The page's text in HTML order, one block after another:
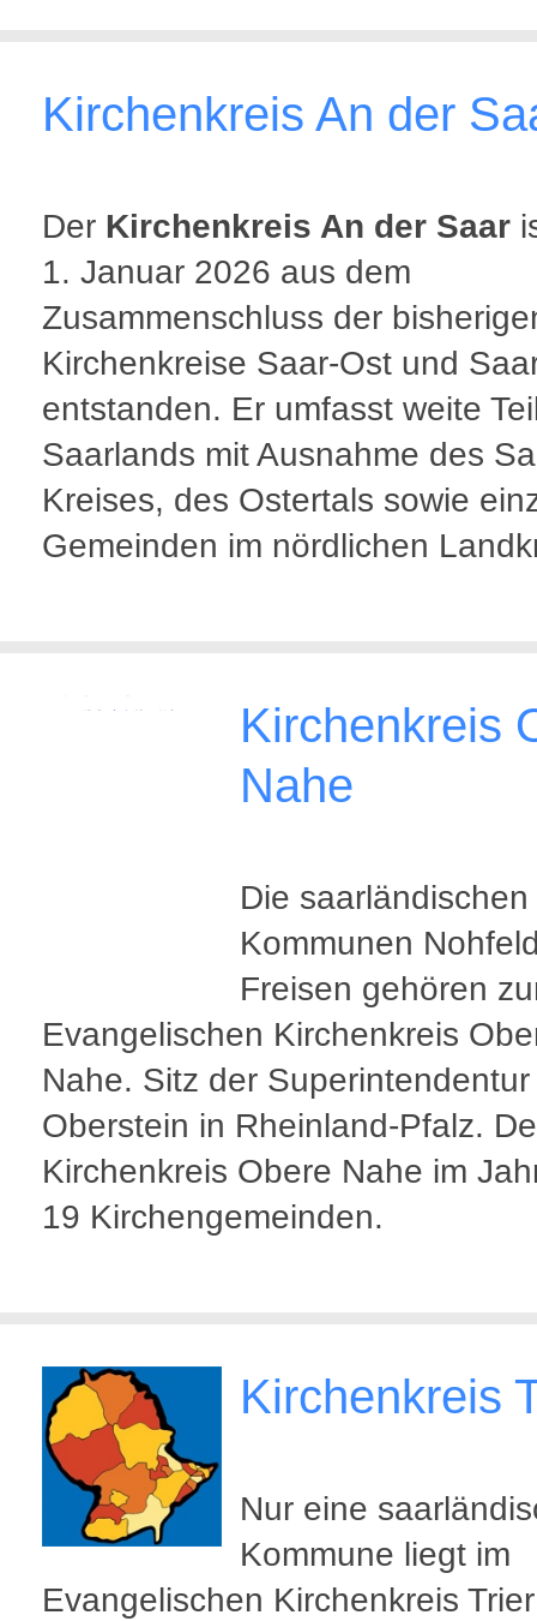
Kirchenkreis An der
Der Kirchenkreis An der Saar
1. Januar 2026 aus dem
Zusammenschluss der
Kirchenkreise Saar-Ost und
entstanden. Er umfasst weite
Saarlands mit Ausnahme des
Kreises, des Ostertals sowie
Gemeinden im nördlichen
Kirchenkreis
Nahe
Die saarländischen
Kommunen
Freisen gehören
Evangelischen Kirchenkreis
Nahe. Sitz der
Oberstein in Rheinland-Pfalz.
Kirchenkreis Obere Nahe im
19 Kirchengemeinden.
Kirchenkreis
Nur eine
Kommune liegt im
Evangelischen Kirchenkreis